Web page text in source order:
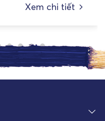
Xem chi tiết